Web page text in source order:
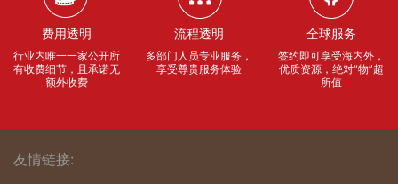
费用透明
行业内唯一一家公开所
有收费细节，且承诺无
额外收费
流程透明
多部门人员专业服务，
享受尊贵服务体验
全球服务
签约即可享受海内外，
优质资源，绝对“物”超
所值
友情链接: